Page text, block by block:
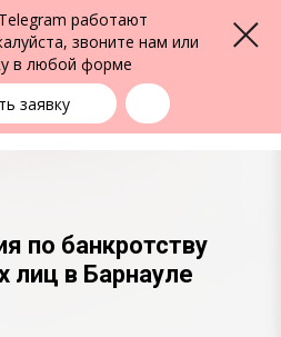
работают
звоните нам или
в любой форме
заявку
Меню
+7 (3852) 22-22-15
по банкротству
лиц в Барнауле